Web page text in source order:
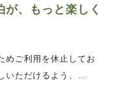
、もっと楽しく
めご利用を休止してお
いただけるよう、…